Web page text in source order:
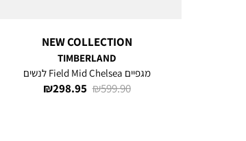
NEW COLLECTION
TIMBERLAND
מגפיים Field Mid Chelsea לנשים
מחיר
298.95 ₪
מחיר
599.90 ₪